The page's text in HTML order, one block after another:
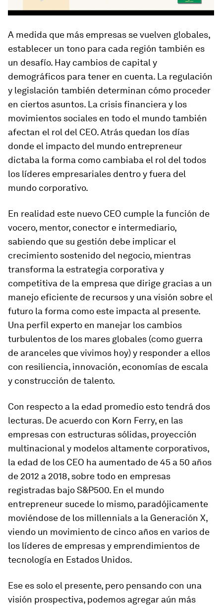
A medida que más empresas se vuelven globales,
establecer un tono para cada región también es
un desafío. Hay cambios de capital y
demográficos para tener en cuenta. La regulación
y legislación también determinan cómo proceder
en ciertos asuntos. La crisis financiera y los
movimientos sociales en todo el mundo también
afectan el rol del CEO. Atrás quedan los días
donde el impacto del mundo entrepreneur
dictaba la forma como cambiaba el rol del todos
los líderes empresariales dentro y fuera del
mundo corporativo.
En realidad este nuevo CEO cumple la función de
vocero, mentor, conector e intermediario,
sabiendo que su gestión debe implicar el
crecimiento sostenido del negocio, mientras
transforma la estrategia corporativa y
competitiva de la empresa que dirige gracias a un
manejo eficiente de recursos y una visión sobre el
futuro la forma como este impacta al presente.
Una perfil experto en manejar los cambios
turbulentos de los mares globales (como guerra
de aranceles que vivimos hoy) y responder a ellos
con resiliencia, innovación, economías de escala
y construcción de talento.
Con respecto a la edad promedio esto tendrá dos
lecturas. De acuerdo con Korn Ferry, en las
empresas con estructuras sólidas, proyección
multinacional y modelos altamente corporativos,
la edad de los CEO ha aumentado de 45 a 50 años
de 2012 a 2018, sobre todo en empresas
registradas bajo S&P500. En el mundo
entrepreneur sucede lo mismo, paradójicamente
moviéndose de los millennials a la Generación X,
viendo un movimiento de cinco años en varios de
los líderes de empresas y emprendimientos de
tecnología en Estados Unidos.
Ese es solo el presente, pero pensando con una
visión prospectiva, podemos agregar aún más